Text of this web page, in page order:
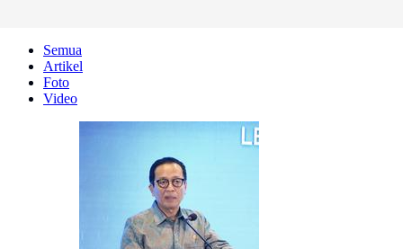
Semua
Artikel
Foto
Video